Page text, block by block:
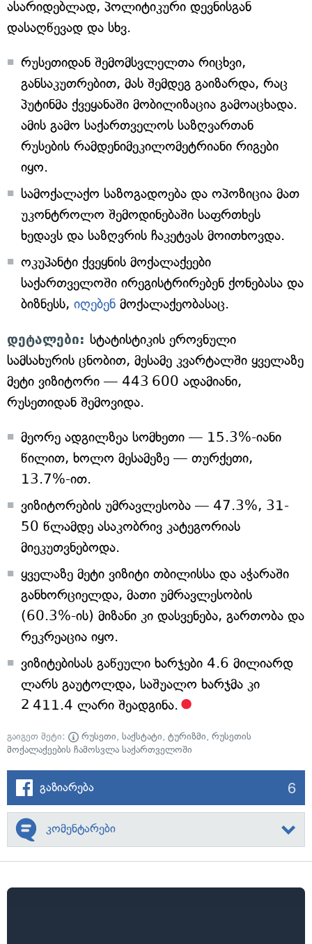
ასარიდებლად, პოლიტიკური დევნისგან
დასაღწევად და სხვ.
რუსეთიდან შემომსვლელთა რიცხვი,
განსაკუთრებით, მას შემდეგ გაიზარდა, რაც
პუტინმა ქვეყანაში მობილიზაცია გამოაცხადა.
ამის გამო საქართველოს საზღვართან
რუსების რამდენიმეკილომეტრიანი რიგები
იყო.
სამოქალაქო საზოგადოება და ოპოზიცია მათ
უკონტროლო შემოდინებაში საფრთხეს
ხედავს და საზღვრის ჩაკეტვას მოითხოვდა.
ოკუპანტი ქვეყნის მოქალაქეები
საქართველოში ირეგისტრირებენ ქონებასა და
ბიზნესს, იღებენ მოქალაქეობასაც.
დეტალები: სტატისტიკის ეროვნული
სამსახურის ცნობით, მესამე კვარტალში ყველაზე
მეტი ვიზიტორი — 443 600 ადამიანი,
რუსეთიდან შემოვიდა.
მეორე ადგილზეა სომხეთი — 15.3%-იანი
წილით, ხოლო მესამეზე — თურქეთი,
13.7%-ით.
ვიზიტორების უმრავლესობა — 47.3%, 31-
50 წლამდე ასაკობრივ კატეგორიას
მიეკუთვნებოდა.
ყველაზე მეტი ვიზიტი თბილისსა და აჭარაში
განხორციელდა, მათი უმრავლესობის
(60.3%-ის) მიზანი კი დასვენება, გართობა და
რეკრეაცია იყო.
ვიზიტებისას გაწეული ხარჯები 4.6 მილიარდ
ლარს გაუტოლდა, საშუალო ხარჯმა კი
2 411.4 ლარი შეადგინა.
გაიგეთ მეტი: რუსეთი, საქსტატი, ტურიზმი, რუსეთის
მოქალაქეების ჩამოსვლა საქართველოში
გაზიარება 6
კომენტარები